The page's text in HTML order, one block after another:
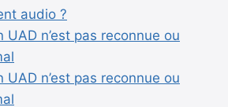
audio ?
UAD n’est pas reconnue ou
UAD n’est pas reconnue ou